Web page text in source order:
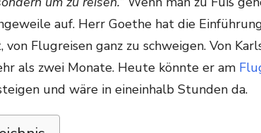
auf. Herr Goethe hat die
von Flugreisen ganz zu schweigen. Von
als zwei Monate. Heute könnte er am
und wäre in eineinhalb Stunden da.